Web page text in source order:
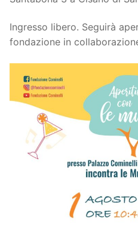
Ingresso libero. Seguirà
fondazione in